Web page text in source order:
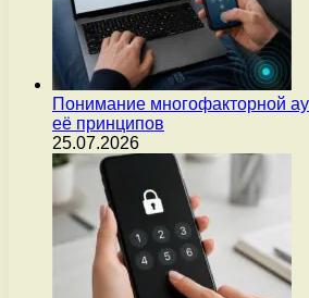
Понимание многофакторной
её принципов
25.07.2026